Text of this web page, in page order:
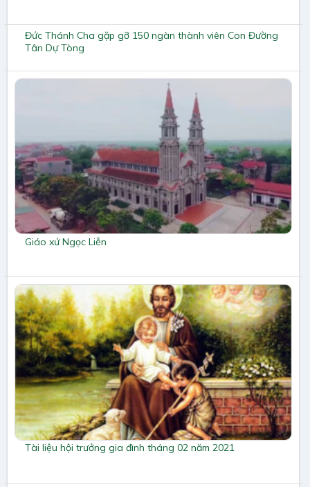
Đức Thánh Cha gặp gỡ 150 ngàn thành viên Con Đường
Tân Dự Tòng
Giáo xứ Ngọc Liễn
Tài liệu hội trưởng gia đình tháng 02 năm 2021